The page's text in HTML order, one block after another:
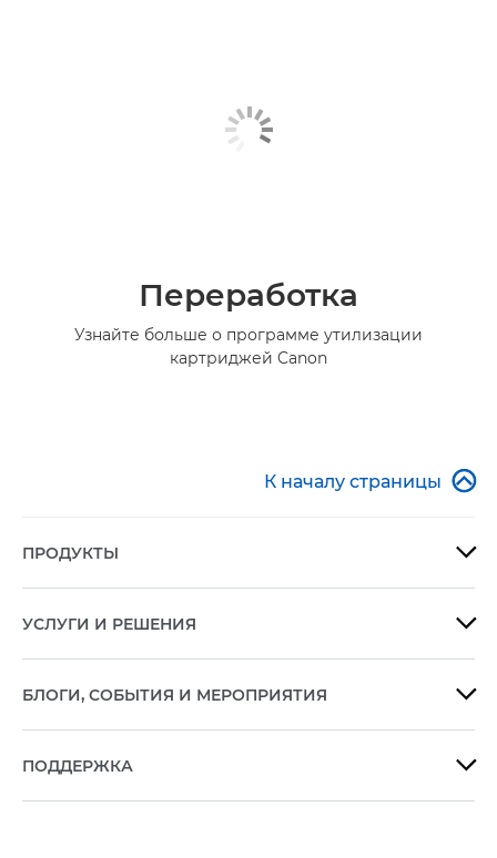
Переработка
Узнайте больше о программе утилизации
картриджей Canon
К началу страницы 
ПРОДУКТЫ 
УСЛУГИ И РЕШЕНИЯ 
БЛОГИ, СОБЫТИЯ И МЕРОПРИЯТИЯ 
ПОДДЕРЖКА 